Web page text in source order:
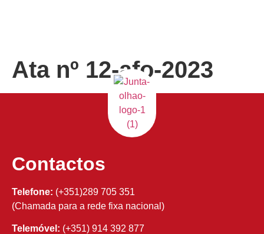
Ata nº 12-afo-2023
Contactos
Telefone: (+351)289 705 351
(Chamada para a rede fixa nacional)
Telemóvel: (+351) 914 392 877